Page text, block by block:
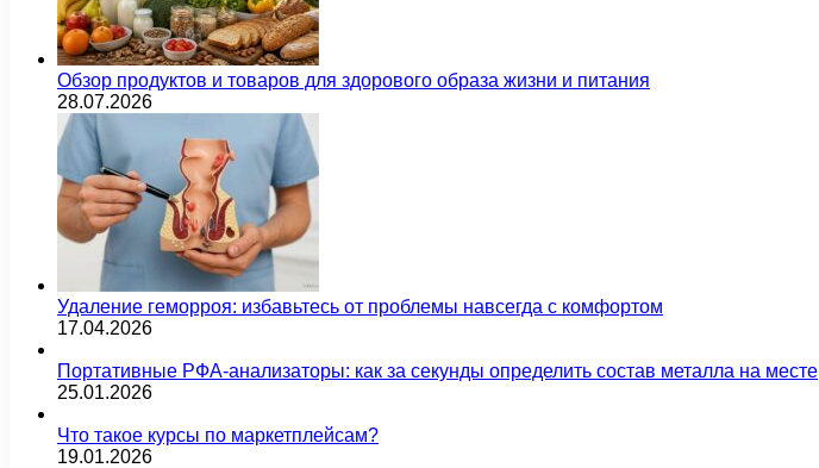
Обзор продуктов и товаров для здорового образа жизни и питания
28.07.2026
Удаление геморроя: избавьтесь от проблемы навсегда с комфортом
17.04.2026
Портативные РФА-анализаторы: как за секунды определить состав металла на месте
25.01.2026
Что такое курсы по маркетплейсам?
19.01.2026